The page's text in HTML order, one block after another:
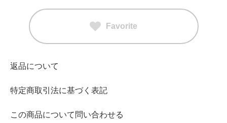
Favorite
返品について
特定商取引法に基づく表記
この商品について問い合わせる